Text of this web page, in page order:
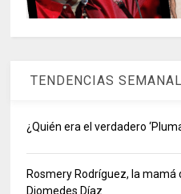
TENDENCIAS
¿Quién era el verdadero
Rosmery Rodríguez, la mamá
Diomedes Díaz